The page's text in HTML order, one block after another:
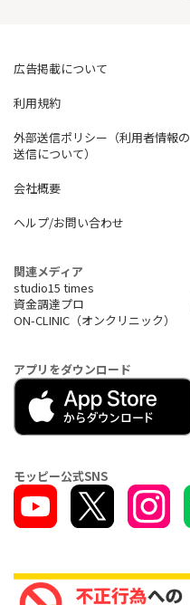
広告掲載について
利用規約
外部送信ポリシー（利用者情報の
送信について）
会社概要
ヘルプ/お問い合わせ
関連メディア
studio15 times
資金調達プロ
ON-CLINIC（オンクリニック）
アプリをダウンロード
モッピー公式SNS